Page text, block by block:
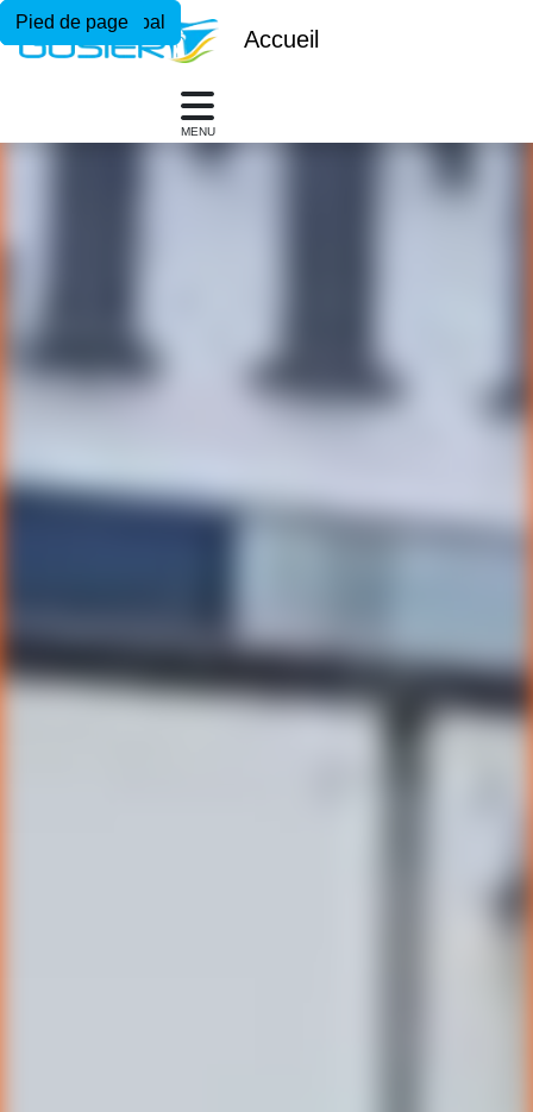
Menu principal
Contenu principal
Pied de page
Accueil
MENU